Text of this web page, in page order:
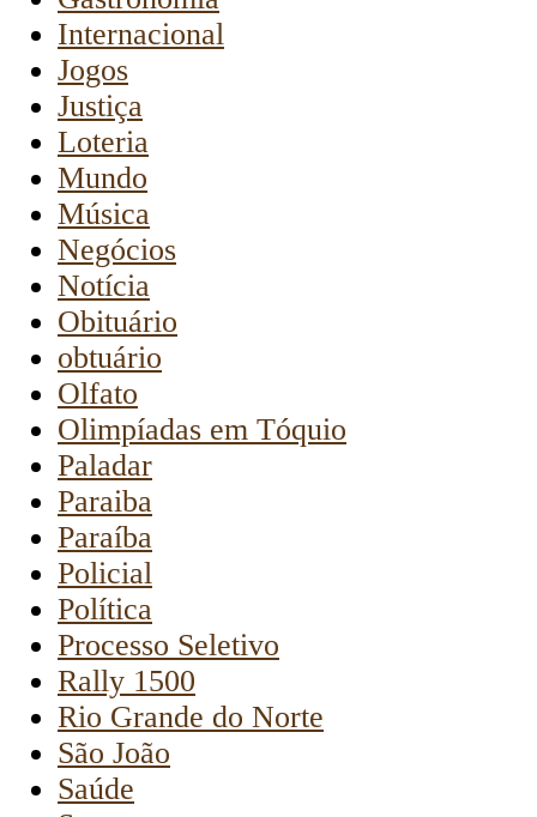
Internacional
Jogos
Justiça
Loteria
Mundo
Música
Negócios
Notícia
Obituário
obtuário
Olfato
Olimpíadas em Tóquio
Paladar
Paraiba
Paraíba
Policial
Política
Processo Seletivo
Rally 1500
Rio Grande do Norte
São João
Saúde